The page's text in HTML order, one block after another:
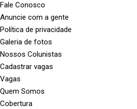
Fale Conosco
Anuncie com a gente
Política de privacidade
Galeria de fotos
Nossos Colunistas
Cadastrar vagas
Vagas
Quem Somos
Cobertura